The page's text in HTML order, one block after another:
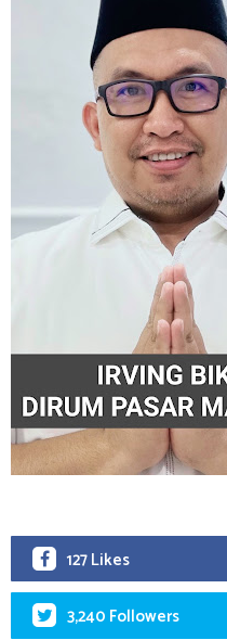
127 Likes
3,240 Followers